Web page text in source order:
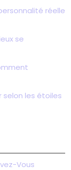
réelle
se
selon les étoiles
Vous